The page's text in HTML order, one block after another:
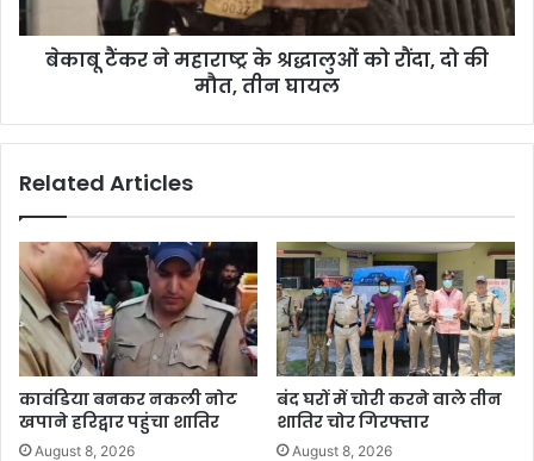
बेकाबू टैंकर ने महाराष्ट्र के श्रद्धालुओं को रौंदा, दो की
मौत, तीन घायल
Related Articles
कावंडिया बनकर नकली नोट
खपाने हरिद्वार पहुंचा शातिर
August 8, 2026
बंद घरों में चोरी करने वाले तीन
शातिर चोर गिरफ्तार
August 8, 2026